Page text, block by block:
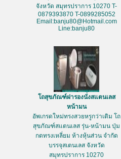
จังหวัด สมุทรปราการ 10270 T-
0879393870 T-0899285052
Email:banju80@Hotmail.com
Line:banju80
โถสุขภัณฑ์ฝารองนั่งสแตนเลส
หน้ามน
อัพเกรดใหม่ทรงสวยหรูกว่าเดิม โถ
สุขภัณฑ์สแตนเลส รุ่น-หน้ามน ปุ่ม
กดทรงเหลี่ยม ห้างหุ้นส่วน จำกัด
บรรจุสเตนเลส จังหวัด
สมุทรปราการ 10270